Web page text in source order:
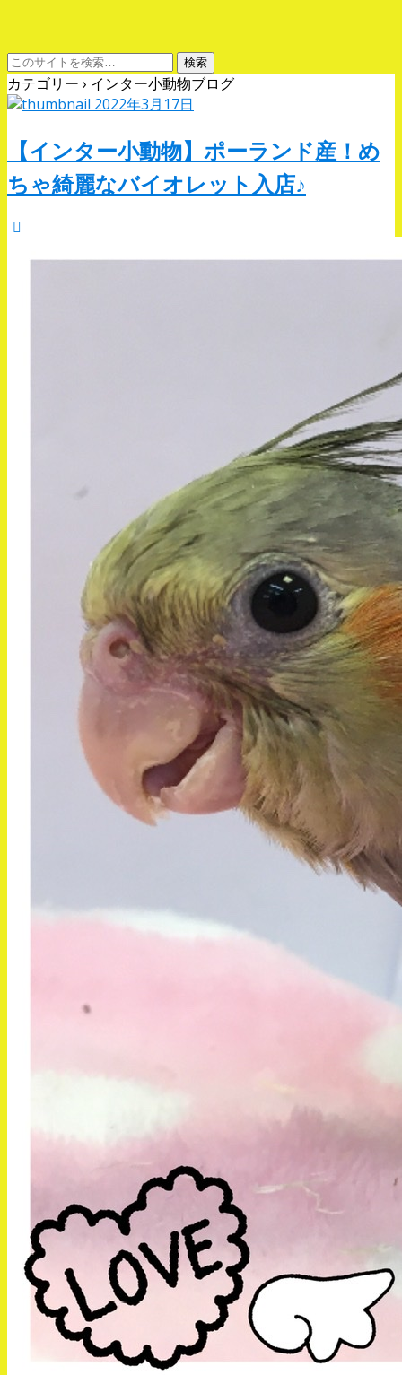
カテゴリー › インター小動物ブログ
2022年3月17日
【インター小動物】ポーランド産！め
ちゃ綺麗なバイオレット入店♪